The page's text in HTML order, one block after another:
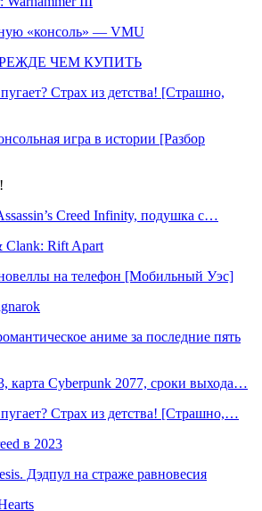
«консоль» — VMU
ЧЕМ КУПИТЬ
Страх из детства! [Страшно,
игра в истории [Разбор
Creed Infinity, подушка с…
Clank: Rift Apart
на телефон [Мобильный Уэс]
аниме за последние пять
карта Cyberpunk 2077, сроки выхода…
Страх из детства! [Страшно,…
в 2023
Дэдпул на страже равновесия